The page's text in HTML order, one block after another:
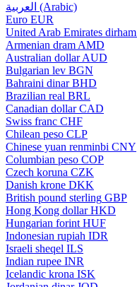
العربية (Arabic)
Euro EUR
United Arab Emirates dirham
Armenian dram AMD
Australian dollar AUD
Bulgarian lev BGN
Bahraini dinar BHD
Brazilian real BRL
Canadian dollar CAD
Swiss franc CHF
Chilean peso CLP
Chinese yuan renminbi CNY
Columbian peso COP
Czech koruna CZK
Danish krone DKK
British pound sterling GBP
Hong Kong dollar HKD
Hungarian forint HUF
Indonesian rupiah IDR
Israeli sheqel ILS
Indian rupee INR
Icelandic krona ISK